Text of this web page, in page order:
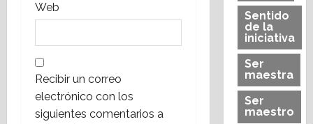
Web
Recibir un correo
electrónico con los
siguientes comentarios a
Sentido
de la
iniciativa
Ser
maestra
Ser
maestro